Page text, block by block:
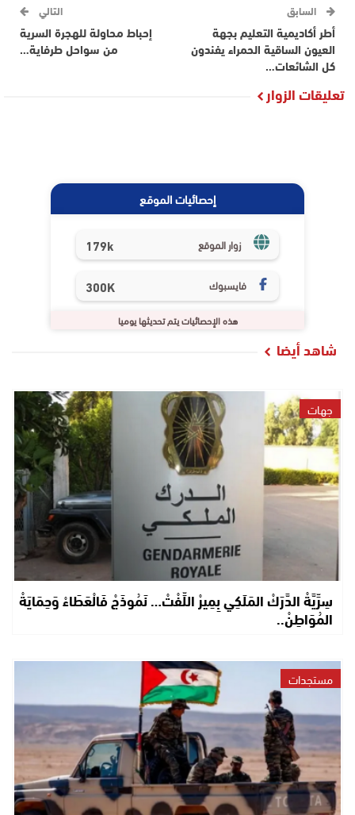
السابق
أطر أكاديمية التعليم بجهة
العيون الساقية الحمراء يفندون
كل الشائعات…
التالي
إحباط محاولة للهجرة السرية
من سواحل طرفاية…
تعليقات الزوار
إحصائيات الموقع
زوار الموقع 179k
فايسبوك 300K
هذه الإحصائيات يتم تحديثها يوميا
شاهد أيضا
جهات
سِرِّيَّةْ الدَّرَكْ المَلَكِي بِمِيرْ اللِّفْتْ… نَمُوذَجْ فَالْعَطَاءْ وَحِمَايَةْ
المُوَاطِنْ..
مستجدات